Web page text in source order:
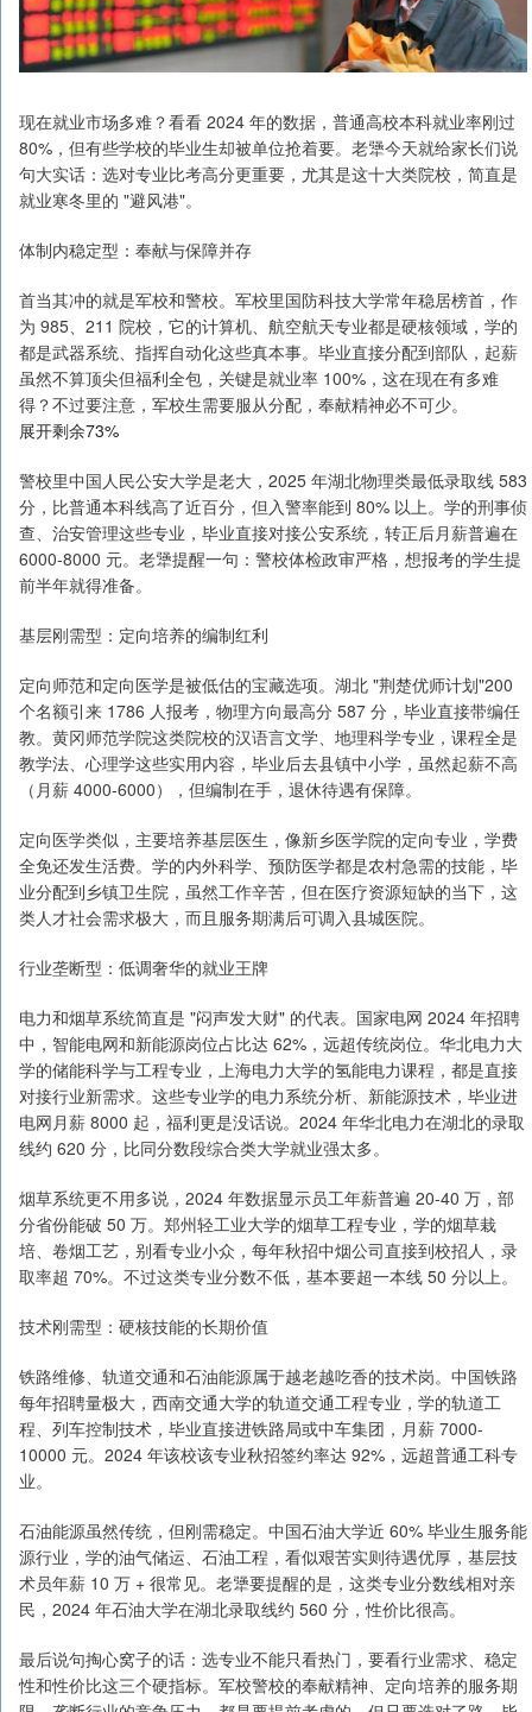
现在就业市场多难？看看 2024 年的数据，普通高校本科就业率刚过
80%，但有些学校的毕业生却被单位抢着要。老犟今天就给家长们说
句大实话：选对专业比考高分更重要，尤其是这十大类院校，简直是
就业寒冬里的 "避风港"。
体制内稳定型：奉献与保障并存
首当其冲的就是军校和警校。军校里国防科技大学常年稳居榜首，作
为 985、211 院校，它的计算机、航空航天专业都是硬核领域，学的
都是武器系统、指挥自动化这些真本事。毕业直接分配到部队，起薪
虽然不算顶尖但福利全包，关键是就业率 100%，这在现在有多难
得？不过要注意，军校生需要服从分配，奉献精神必不可少。
展开剩余73%
警校里中国人民公安大学是老大，2025 年湖北物理类最低录取线 583
分，比普通本科线高了近百分，但入警率能到 80% 以上。学的刑事侦
查、治安管理这些专业，毕业直接对接公安系统，转正后月薪普遍在
6000-8000 元。老犟提醒一句：警校体检政审严格，想报考的学生提
前半年就得准备。
基层刚需型：定向培养的编制红利
定向师范和定向医学是被低估的宝藏选项。湖北 "荆楚优师计划"200
个名额引来 1786 人报考，物理方向最高分 587 分，毕业直接带编任
教。黄冈师范学院这类院校的汉语言文学、地理科学专业，课程全是
教学法、心理学这些实用内容，毕业后去县镇中小学，虽然起薪不高
（月薪 4000-6000），但编制在手，退休待遇有保障。
定向医学类似，主要培养基层医生，像新乡医学院的定向专业，学费
全免还发生活费。学的内外科学、预防医学都是农村急需的技能，毕
业分配到乡镇卫生院，虽然工作辛苦，但在医疗资源短缺的当下，这
类人才社会需求极大，而且服务期满后可调入县城医院。
行业垄断型：低调奢华的就业王牌
电力和烟草系统简直是 "闷声发大财" 的代表。国家电网 2024 年招聘
中，智能电网和新能源岗位占比达 62%，远超传统岗位。华北电力大
学的储能科学与工程专业，上海电力大学的氢能电力课程，都是直接
对接行业新需求。这些专业学的电力系统分析、新能源技术，毕业进
电网月薪 8000 起，福利更是没话说。2024 年华北电力在湖北的录取
线约 620 分，比同分数段综合类大学就业强太多。
烟草系统更不用多说，2024 年数据显示员工年薪普遍 20-40 万，部
分省份能破 50 万。郑州轻工业大学的烟草工程专业，学的烟草栽
培、卷烟工艺，别看专业小众，每年秋招中烟公司直接到校招人，录
取率超 70%。不过这类专业分数不低，基本要超一本线 50 分以上。
技术刚需型：硬核技能的长期价值
铁路维修、轨道交通和石油能源属于越老越吃香的技术岗。中国铁路
每年招聘量极大，西南交通大学的轨道交通工程专业，学的轨道工
程、列车控制技术，毕业直接进铁路局或中车集团，月薪 7000-
10000 元。2024 年该校该专业秋招签约率达 92%，远超普通工科专
业。
石油能源虽然传统，但刚需稳定。中国石油大学近 60% 毕业生服务能
源行业，学的油气储运、石油工程，看似艰苦实则待遇优厚，基层技
术员年薪 10 万 + 很常见。老犟要提醒的是，这类专业分数线相对亲
民，2024 年石油大学在湖北录取线约 560 分，性价比很高。
最后说句掏心窝子的话：选专业不能只看热门，要看行业需求、稳定
性和性价比这三个硬指标。军校警校的奉献精神、定向培养的服务期